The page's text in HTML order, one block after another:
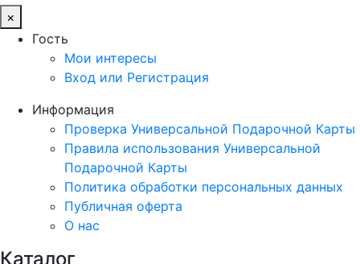
×
Гость
Мои интересы
Вход или Регистрация
Информация
Проверка Универсальной Подарочной Карты
Правила использования Универсальной
Подарочной Карты
Политика обработки персональных данных
Публичная оферта
О нас
Каталог